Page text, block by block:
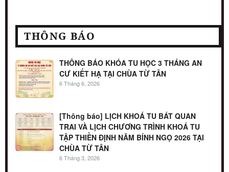
THÔNG BÁO
THÔNG BÁO KHÓA TU HỌC 3 THÁNG AN
CƯ KIẾT HẠ TẠI CHÙA TỪ TÂN
6 Tháng 6, 2026
[Thông báo] LỊCH KHOÁ TU BÁT QUAN
TRAI VÀ LỊCH CHƯƠNG TRÌNH KHOÁ TU
TẬP THIỀN ĐỊNH NĂM BÍNH NGỌ 2026 TẠI
CHÙA TỪ TÂN
6 Tháng 3, 2026